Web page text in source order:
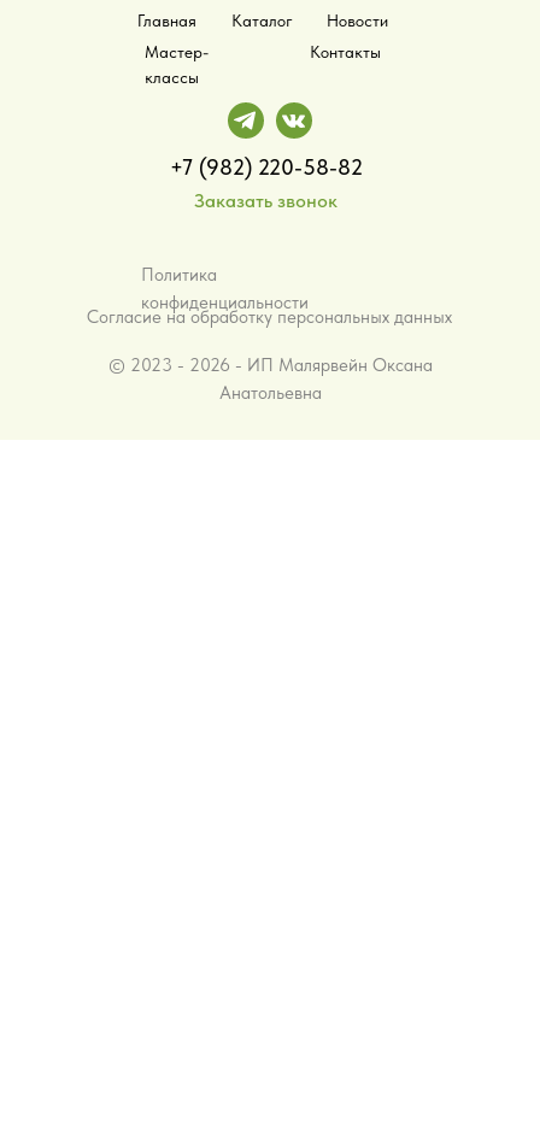
Главная Каталог
Новости
Мастер-
классы
Контакты
+7 (982) 220-58-82
©️ 2023 - 2026 - ИП Малярвейн Оксана
Анатольевна
Заказать звонок
Политика
конфиденциальности
Согласие на обработку персональных данных